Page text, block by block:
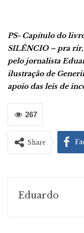
PS- Capítulo do
SILÊNCIO – pra
pelo jornalista
ilustração de
apoio das leis de
267
Share
Eduardo